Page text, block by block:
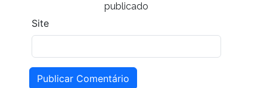
publicado
Site
Publicar Comentário